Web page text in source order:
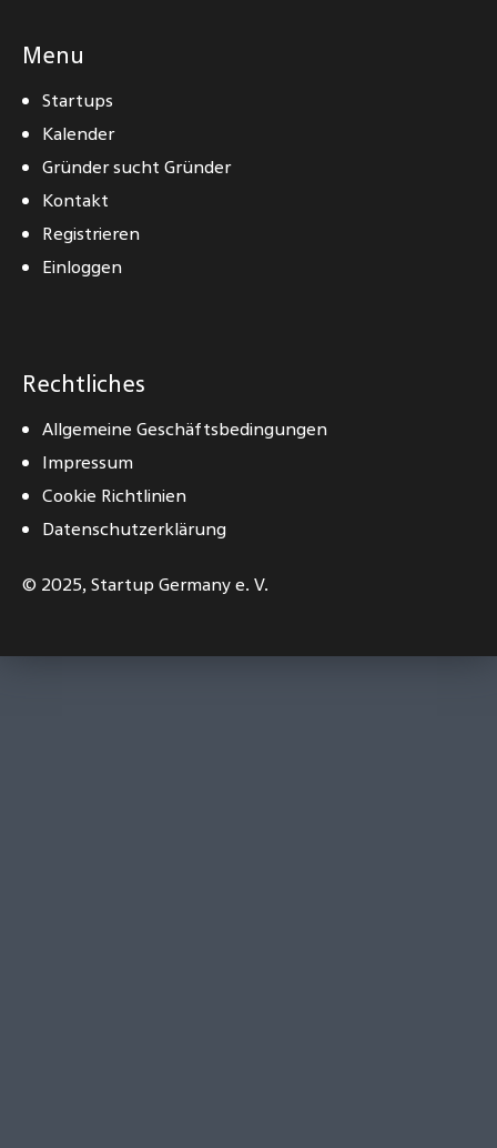
Menu
Startups
Kalender
Gründer sucht Gründer
Kontakt
Registrieren
Einloggen
Rechtliches
Allgemeine Geschäftsbedingungen
Impressum
Cookie Richtlinien
Datenschutzerklärung
© 2025,Startup Germany e. V.